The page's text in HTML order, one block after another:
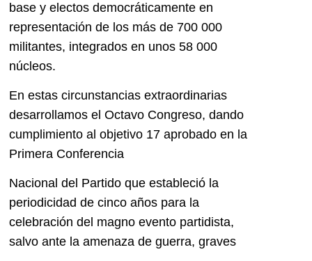
base y electos democráticamente en
representación de los más de 700 000
militantes, integrados en unos 58 000
núcleos.
En estas circunstancias extraordinarias
desarrollamos el Octavo Congreso, dando
cumplimiento al objetivo 17 aprobado en la
Primera Conferencia
Nacional del Partido que estableció la
periodicidad de cinco años para la
celebración del magno evento partidista,
salvo ante la amenaza de guerra, graves